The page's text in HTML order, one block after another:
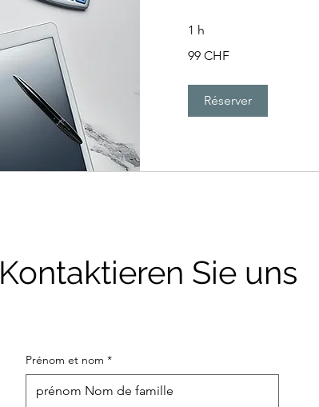
1 h
francs
99 CHF
Réserver
Kontaktieren Sie uns
Prénom et nom *